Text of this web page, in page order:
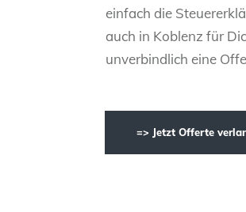
einfach die
auch in Koblenz für
unverbindlich eine
=> Jetzt Offerte